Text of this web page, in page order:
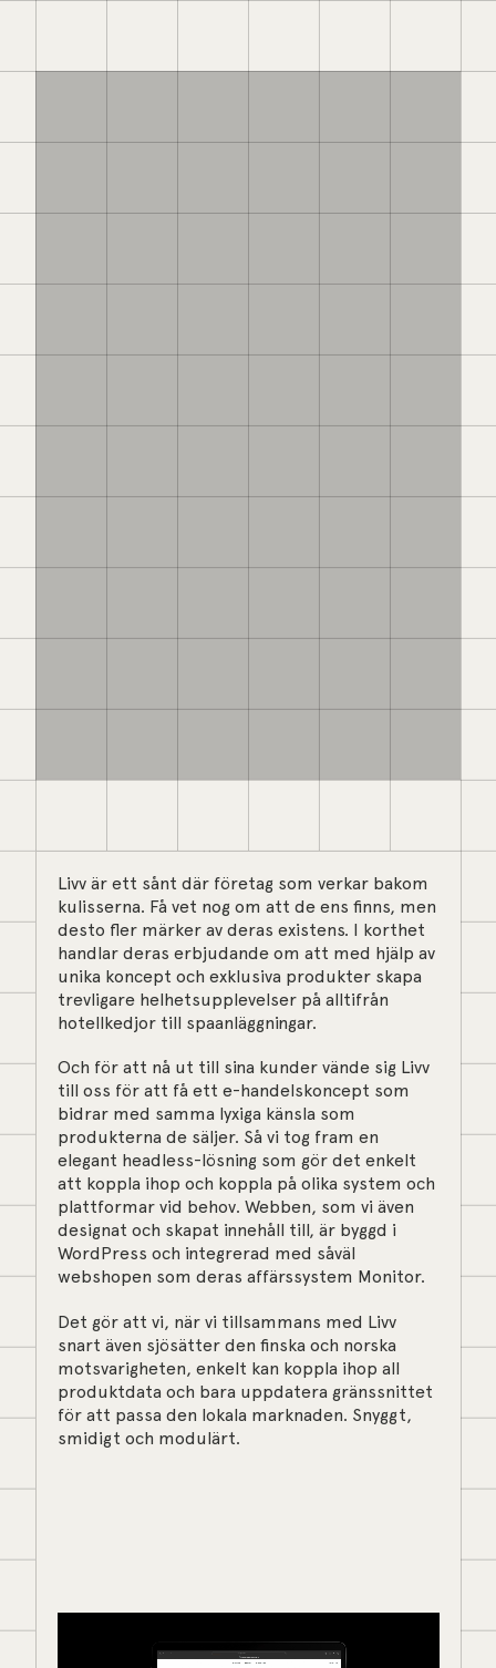
Livv är ett sånt där företag som verkar bakom
kulisserna. Få vet nog om att de ens finns, men
desto fler märker av deras existens. I korthet
handlar deras erbjudande om att med hjälp av
unika koncept och exklusiva produkter skapa
trevligare helhetsupplevelser på alltifrån
hotellkedjor till spaanläggningar.
Och för att nå ut till sina kunder vände sig Livv
till oss för att få ett e-handelskoncept som
bidrar med samma lyxiga känsla som
produkterna de säljer. Så vi tog fram en
elegant headless-lösning som gör det enkelt
att koppla ihop och koppla på olika system och
plattformar vid behov. Webben, som vi även
designat och skapat innehåll till, är byggd i
WordPress och integrerad med såväl
webshopen som deras affärssystem Monitor.
Det gör att vi, när vi tillsammans med Livv
snart även sjösätter den finska och norska
motsvarigheten, enkelt kan koppla ihop all
produktdata och bara uppdatera gränssnittet
för att passa den lokala marknaden. Snyggt,
smidigt och modulärt.